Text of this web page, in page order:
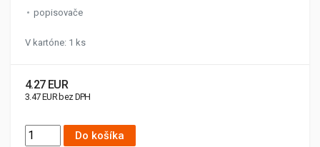
popisovače
V kartóne: 1 ks
4.27 EUR
3.47 EUR bez DPH
Do košíka